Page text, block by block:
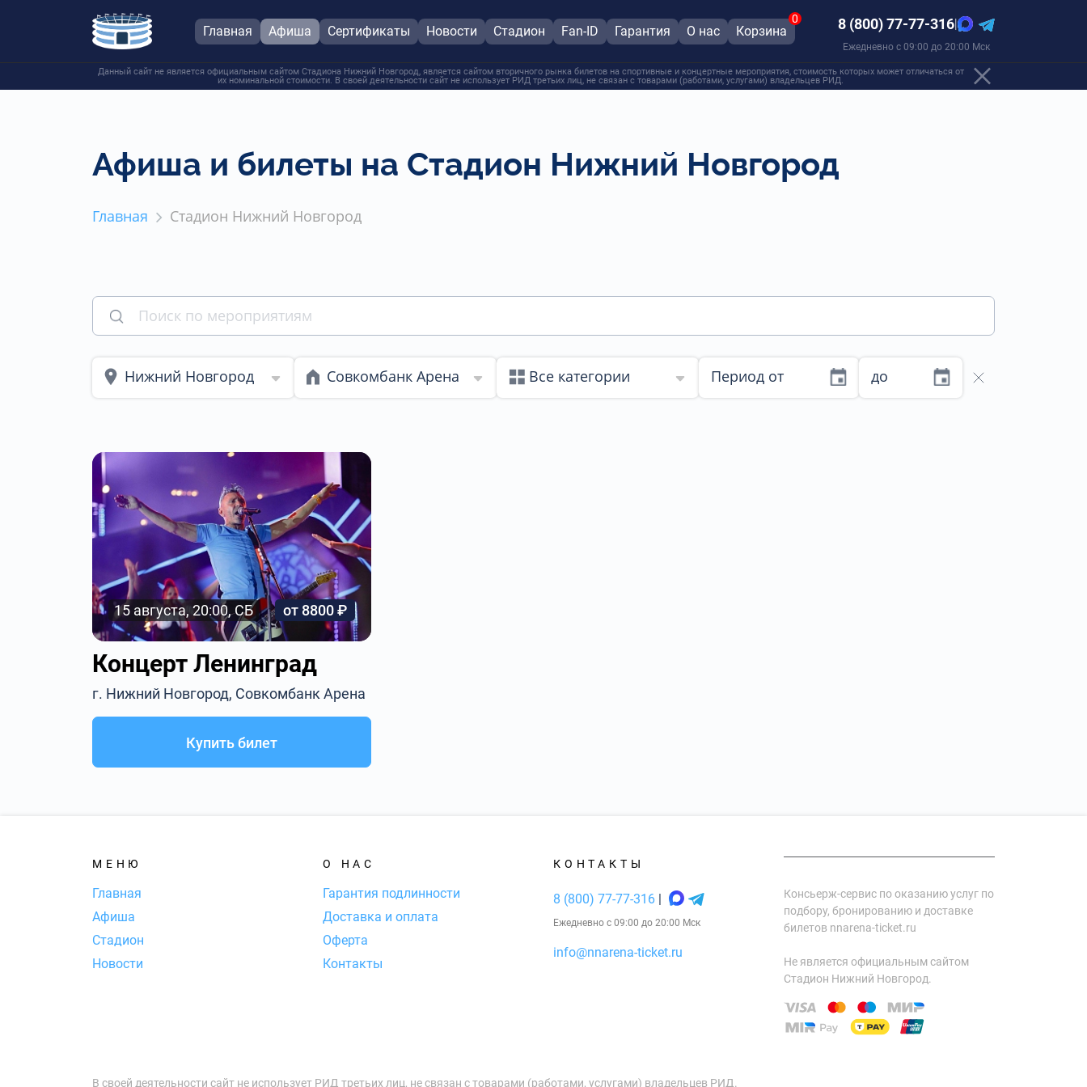
Главная Афиша Сертификаты Новости Стадион Fan-ID Гарантия О нас Корзина
0 8 (800) 77-77-316|
Ежедневно с 09:00 до 20:00 Мск
Данный сайт не является официальным сайтом Стадиона Нижний Новгород, является сайтом вторичного рынка билетов на спортивные и концертные мероприятия, стоимость которых может отличаться от
их номинальной стоимости. В своей деятельности сайт не использует РИД третьих лиц, не связан с товарами (работами, услугами) владельцев РИД.
Афиша и билеты на Стадион Нижний Новгород
Главная Стадион Нижний Новгород
Нижний Новгород Совкомбанк Арена Все категории Период от до
15 августа, 20:00, СБ от 8800 ₽
Концерт Ленинград
г. Нижний Новгород, Совкомбанк Арена
Купить билет
МЕНЮ
Главная
Афиша
Стадион
Новости
О НАС
Гарантия подлинности
Доставка и оплата
Оферта
Контакты
КОНТАКТЫ
8 (800) 77-77-316 |
Ежедневно с 09:00 до 20:00 Мск
info@nnarena-ticket.ru
Консьерж-сервис по оказанию услуг по
подбору, бронированию и доставке
билетов nnarena-ticket.ru
Не является официальным сайтом
Стадион Нижний Новгород.
В своей деятельности сайт не использует РИД третьих лиц, не связан с товарами (работами, услугами) владельцев РИД.